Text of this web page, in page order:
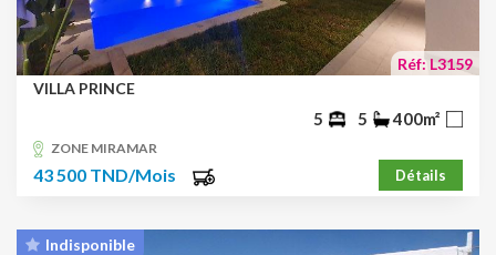
Réf: L3159
VILLA PRINCE
5 5 400m²
ZONE MIRAMAR
43 500 TND/Mois Détails
Indisponible